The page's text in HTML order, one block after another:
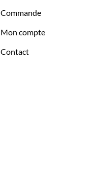
Commande
Mon compte
Contact